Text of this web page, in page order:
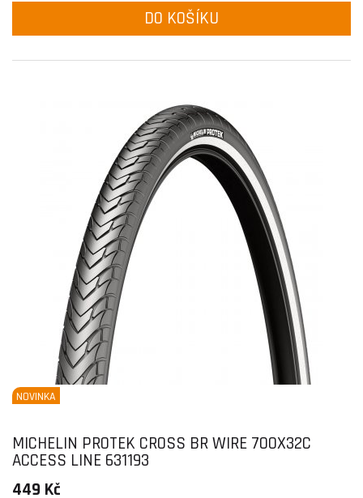
DO KOŠÍKU
NOVINKA
MICHELIN PROTEK CROSS BR WIRE 700X32C
ACCESS LINE 631193
449 Kč